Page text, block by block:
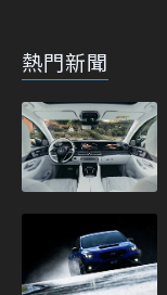
熱門新聞